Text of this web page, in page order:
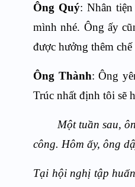
Ông Quý: Nhân
mình nhé. Ông ấy
được hưởng thêm
Ông Thành: Ông
Trúc nhất định tôi sẽ
Một tuần sau,
công. Hôm ấy, ông
Tại hội nghị tập